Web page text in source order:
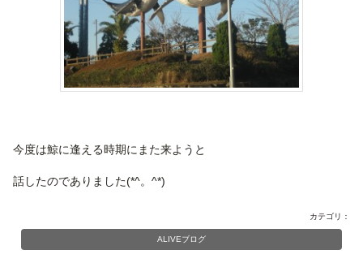
今度は鯨に逢える時期にまた来ようと
話したのでありました(*^。^*)
カテゴリ：
ALIVEブログ